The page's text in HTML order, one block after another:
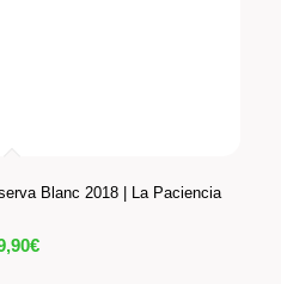
Blanc 2018 | La Paciencia
€